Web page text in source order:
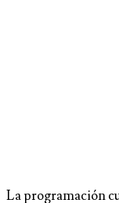
La programación